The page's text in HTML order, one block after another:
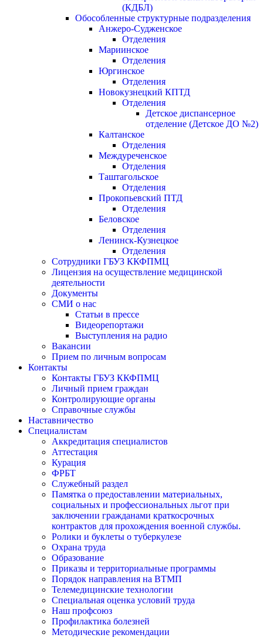
(КДБЛ)
Обособленные структурные подразделения
Анжеро-Судженское
Отделения
Мариинское
Отделения
Юргинское
Отделения
Новокузнецкий КПТД
Отделения
Детское диспансерное
отделение (Детское ДО №2)
Калтанское
Отделения
Междуреченское
Отделения
Таштагольское
Отделения
Прокопьевский ПТД
Отделения
Беловское
Отделения
Ленинск-Кузнецкое
Отделения
Сотрудники ГБУЗ ККФПМЦ
Лицензия на осуществление медицинской
деятельности
Документы
СМИ о нас
Статьи в прессе
Видеорепортажи
Выступления на радио
Вакансии
Прием по личным вопросам
Контакты
Контакты ГБУЗ ККФПМЦ
Личный прием граждан
Контролирующие органы
Справочные службы
Наставничество
Специалистам
Аккредитация специалистов
Аттестация
Курация
ФРБТ
Служебный раздел
Памятка о предоставлении материальных,
социальных и профессиональных льгот при
заключении гражданами краткосрочных
контрактов для прохождения военной службы.
Ролики и буклеты о туберкулезе
Охрана труда
Образование
Приказы и территориальные программы
Порядок направления на ВТМП
Телемедицинские технологии
Специальная оценка условий труда
Наш профсоюз
Профилактика болезней
Методические рекомендации